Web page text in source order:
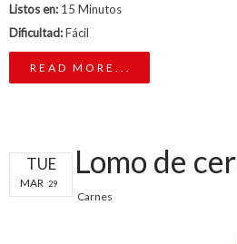
Listos en: 15 Minutos
Dificultad:Fácil
READ MORE...
TUE
MAR 29
Lomo de
Carnes